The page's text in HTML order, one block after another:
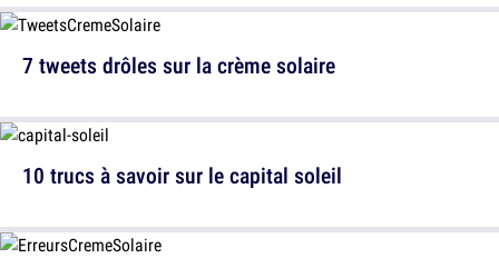
7 tweets drôles sur la crème solaire
10 trucs à savoir sur le capital soleil